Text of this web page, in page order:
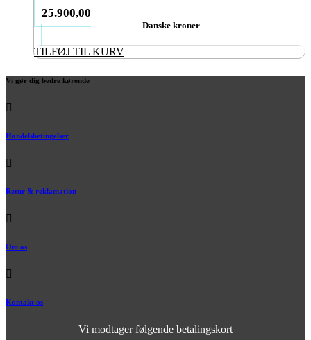
25.900,00
Danske kroner
TILFØJ TIL KURV
Vi gør dig bedre kørende
Handelsbetingelser
Retur & reklamation
Om os
Kontakt os
Vi modtager følgende betalingskort